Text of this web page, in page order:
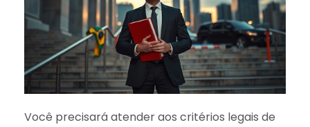
Você precisará atender aos critérios legais de